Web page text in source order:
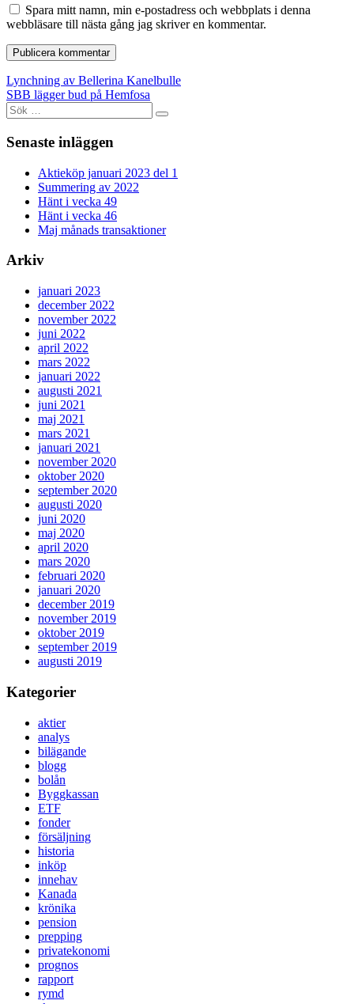
Spara mitt namn, min e-postadress och webbplats i denna
webbläsare till nästa gång jag skriver en kommentar.
Inläggsnavigering
Lynchning av Bellerina Kanelbulle
SBB lägger bud på Hemfosa
Sök
efter:
Senaste inläggen
Aktieköp januari 2023 del 1
Summering av 2022
Hänt i vecka 49
Hänt i vecka 46
Maj månads transaktioner
Arkiv
januari 2023
december 2022
november 2022
juni 2022
april 2022
mars 2022
januari 2022
augusti 2021
juni 2021
maj 2021
mars 2021
januari 2021
november 2020
oktober 2020
september 2020
augusti 2020
juni 2020
maj 2020
april 2020
mars 2020
februari 2020
januari 2020
december 2019
november 2019
oktober 2019
september 2019
augusti 2019
Kategorier
aktier
analys
bilägande
blogg
bolån
Byggkassan
ETF
fonder
försäljning
historia
inköp
innehav
Kanada
krönika
pension
prepping
privatekonomi
prognos
rapport
rymd